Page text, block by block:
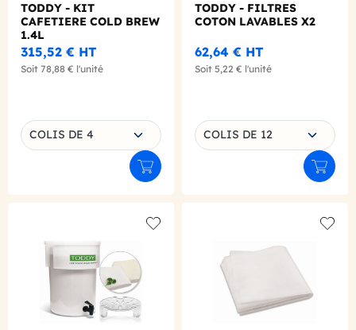
TODDY - KIT
CAFETIERE COLD BREW
1.4L
315,52 € HT
Soit 78,88 € l'unité
Choisissez une déclinaison
COLIS DE 4
Ajouter au panier
TODDY - FILTRES
COTON LAVABLES X2
62,64 € HT
Soit 5,22 € l'unité
Choisissez une déclinaison
COLIS DE 12